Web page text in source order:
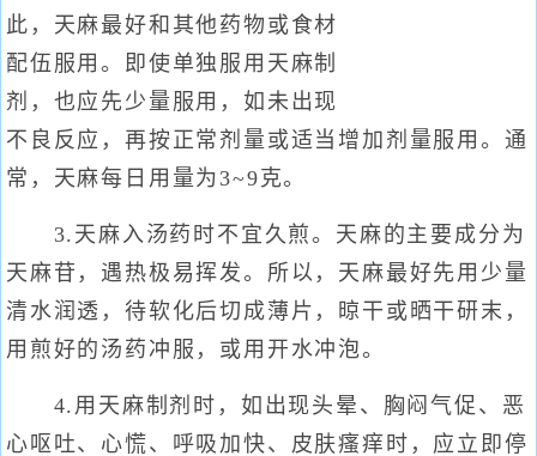
此，天麻最好和其他药物或食材
配伍服用。即使单独服用天麻制
剂，也应先少量服用，如未出现
不良反应，再按正常剂量或适当增加剂量服用。通
常，天麻每日用量为3~9克。
3.天麻入汤药时不宜久煎。天麻的主要成分为
天麻苷，遇热极易挥发。所以，天麻最好先用少量
清水润透，待软化后切成薄片，晾干或晒干研末，
用煎好的汤药冲服，或用开水冲泡。
4.用天麻制剂时，如出现头晕、胸闷气促、恶
心呕吐、心慌、呼吸加快、皮肤瘙痒时，应立即停